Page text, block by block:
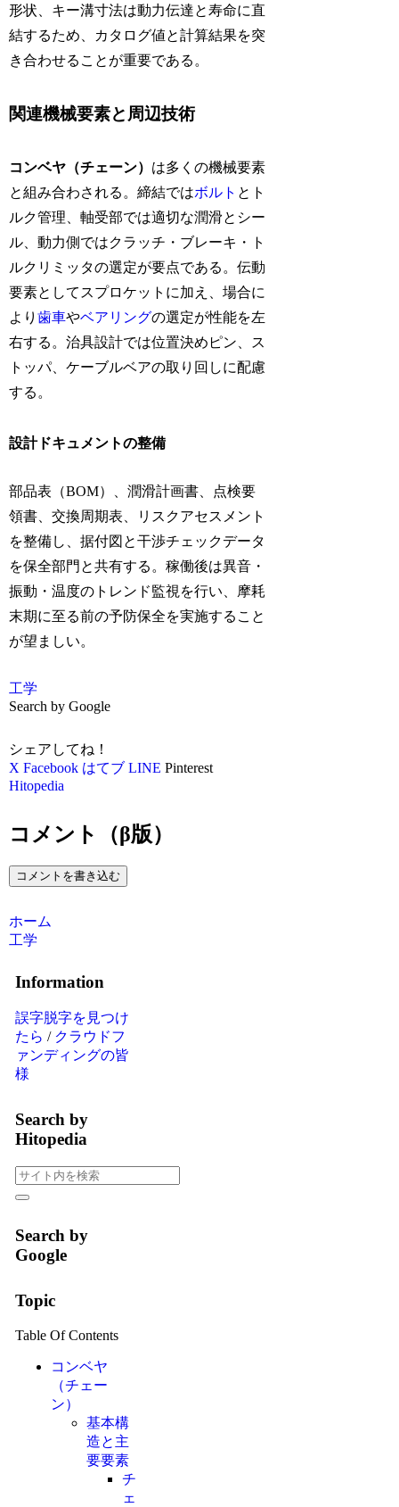
形状、キー溝寸法は動力伝達と寿命に直
結するため、カタログ値と計算結果を突
き合わせることが重要である。
関連機械要素と周辺技術
コンベヤ（チェーン） は多くの機械要素
と組み合わされる。締結ではボルト とト
ルク管理、軸受部では適切な潤滑とシー
ル、動力側ではクラッチ・ブレーキ・ト
ルクリミッタの選定が要点である。伝動
要素としてスプロケットに加え、場合に
より歯車やベアリングの選定が性能を左
右する。治具設計では位置決めピン、ス
トッパ、ケーブルベアの取り回しに配慮
する。
設計ドキュメントの整備
部品表（BOM）、潤滑計画書、点検要
領書、交換周期表、リスクアセスメント
を整備し、据付図と干渉チェックデータ
を保全部門と共有する。稼働後は異音・
振動・温度のトレンド監視を行い、摩耗
末期に至る前の予防保全を実施すること
が望ましい。
工学
Search by Google
シェアしてね！
X Facebook はてブ LINE Pinterest
Hitopedia
コメント（β版）
コメントを書き込む
ホーム
工学
Information
誤字脱字を見つけ
たら / クラウドフ
ァンディングの皆
様
Search by
Hitopedia
Search by
Google
Topic
Table Of Contents
コンベヤ
（チェー
ン）
基本構
造と主
要要素
チ
ェ